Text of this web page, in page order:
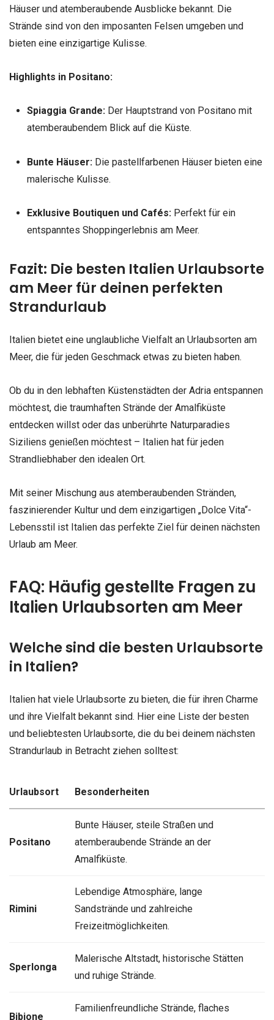
Häuser und atemberaubende Ausblicke bekannt. Die
Strände sind von den imposanten Felsen umgeben und
bieten eine einzigartige Kulisse.
Highlights in Positano:
Spiaggia Grande:Der Hauptstrand von Positano mit
atemberaubendem Blick auf die Küste.
Bunte Häuser:Die pastellfarbenen Häuser bieten eine
malerische Kulisse.
Exklusive Boutiquen und Cafés:Perfekt für ein
entspanntes Shoppingerlebnis am Meer.
Fazit: Die besten Italien Urlaubsorte
am Meer für deinen perfekten
Strandurlaub
Italien bietet eine unglaubliche Vielfalt an Urlaubsorten am
Meer, die für jeden Geschmack etwas zu bieten haben.
Ob du in den lebhaften Küstenstädten der Adria entspannen
möchtest, die traumhaften Strände der Amalfiküste
entdecken willst oder das unberührte Naturparadies
Siziliens genießen möchtest – Italien hat für jeden
Strandliebhaber den idealen Ort.
Mit seiner Mischung aus atemberaubenden Stränden,
faszinierender Kultur und dem einzigartigen „Dolce Vita“-
Lebensstil ist Italien das perfekte Ziel für deinen nächsten
Urlaub am Meer.
FAQ: Häufig gestellte Fragen zu
Italien Urlaubsorten am Meer
Welche sind die besten Urlaubsorte
in Italien?
Italien hat viele Urlaubsorte zu bieten, die für ihren Charme
und ihre Vielfalt bekannt sind. Hier eine Liste der besten
und beliebtesten Urlaubsorte, die du bei deinem nächsten
Strandurlaub in Betracht ziehen solltest:
Urlaubsort Besonderheiten
Positano
Bunte Häuser, steile Straßen und
atemberaubende Strände an der
Amalfiküste.
Rimini
Lebendige Atmosphäre, lange
Sandstrände und zahlreiche
Freizeitmöglichkeiten.
Sperlonga
Malerische Altstadt, historische Stätten
und ruhige Strände.
Bibione
Familienfreundliche Strände, flaches